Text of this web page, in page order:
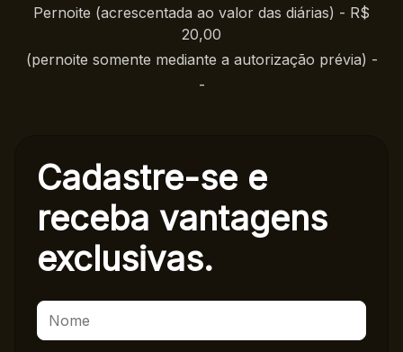
Pernoite (acrescentada ao valor das diárias) - R$
20,00
(pernoite somente mediante a autorização prévia) -
-
Cadastre-se e
receba vantagens
exclusivas.